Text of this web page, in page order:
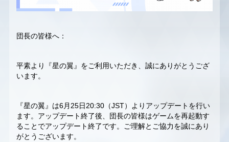
団長の皆様へ：
平素より『星の翼』をご利用いただき、誠にありがとうござ
います。
『星の翼』は6月25日20:30（JST）よりアップデートを行い
ます。アップデート終了後、団長の皆様はゲームを再起動す
ることでアップデート終了です。ご理解とご協力を誠にあり
がとうございます。